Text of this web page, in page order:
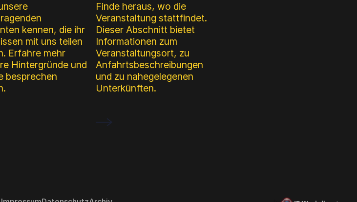
kennen, die ihr
mit uns teilen
Erfahre mehr
Hintergründe und
besprechen
Finde heraus, wo die
Veranstaltung stattfindet.
Dieser Abschnitt bietet
Informationen zum
Veranstaltungsort, zu
Anfahrtsbeschreibungen
und zu nahegelegenen
Unterkünften.